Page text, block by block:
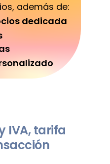
además de:
dedicada
IVA, tarifa